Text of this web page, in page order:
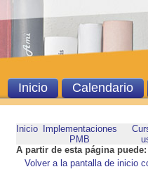
Inicio
Implementaciones
PMB
A partir de esta página puede:
Volver a la pantalla de inicio
Inicio Calendario